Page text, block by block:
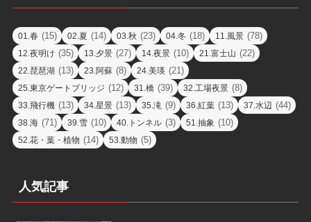
01.春 (15) 02.夏 (14) 03.秋 (23) 04.冬 (18) 11.風景 (78)
12.夜明け (35) 13.夕景 (27) 14.夜景 (10) 21.富士山 (22)
22.琵琶湖 (13) 23.阿蘇 (8) 24.美瑛 (21)
25.東京ゲートブリッジ (12) 31.橋 (39) 32.工場夜景 (8)
33.飛行機 (13) 34.星景 (13) 35.滝 (9) 36.紅葉 (13) 37.水辺 (44)
38.海 (71) 39.雪 (10) 40.トンネル (3) 51.抽象 (10)
52.花・葉・植物 (14) 53.動物 (5)
人気記事